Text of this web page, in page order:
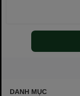
DANH MỤC